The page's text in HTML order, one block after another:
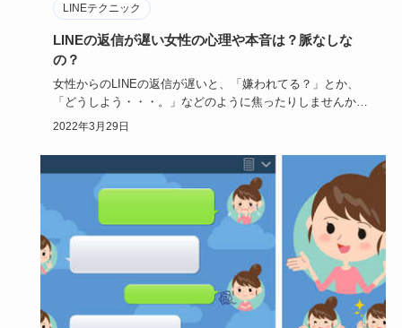
LINEテクニック
LINEの返信が遅い女性の心理や本音は？脈なしな
の？
女性からのLINEの返信が遅いと、「嫌われてる？」とか、
「どうしよう・・・。」などのように焦ったりしませんか？
もしかし…
2022年3月29日